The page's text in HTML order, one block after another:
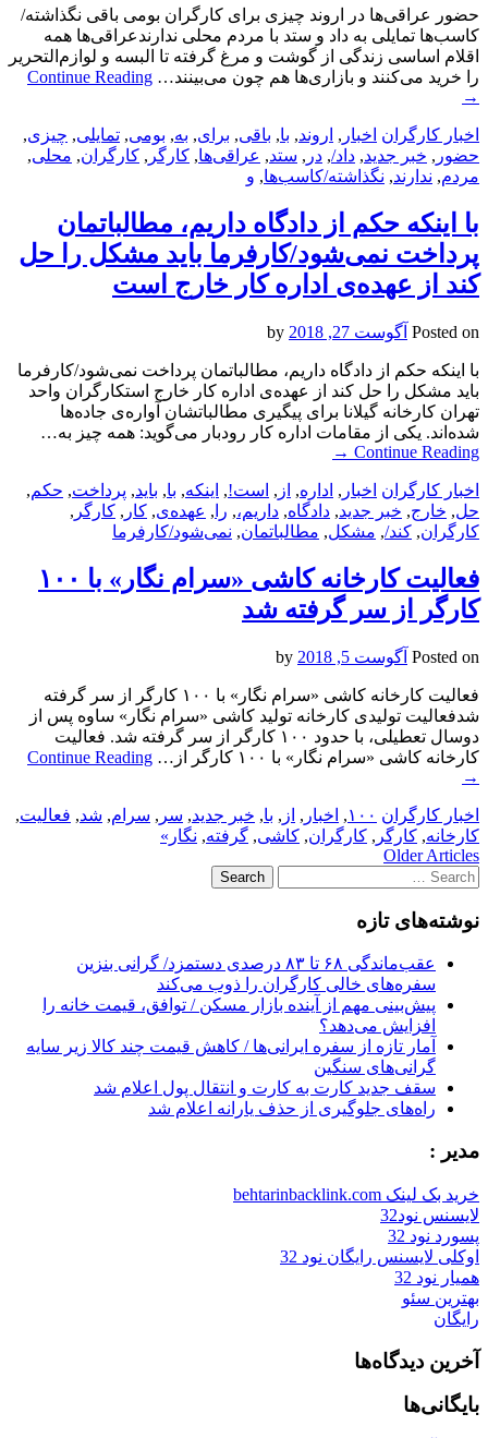
حضور عراقی‌ها در اروند چیزی برای کارگران بومی باقی نگذاشته‌/
کاسب‌ها تمایلی به داد و ستد با مردم محلی ندارندعراقی‌ها همه
اقلام اساسی زندگی از گوشت و مرغ گرفته تا البسه و لوازم‌التحریر
را خرید می‌کنند و بازاری‌ها هم چون می‌بینند… Continue Reading
→
اخبار کارگران اخبار , اروند, با, باقی, برای, به, بومی, تمایلی, چیزی,
حضور , خبر جدید, داد/, در , ستد, عراقی‌ها, کارگر , کارگران, محلی,
مردم, ندارند, نگذاشته‌/کاسب‌ها, و
با اینکه حکم از دادگاه داریم، مطالباتمان
پرداخت نمی‌شود/کارفرما باید مشکل را حل
کند از عهده‌ی اداره کار خارج است
Posted on آگوست 27, 2018
با اینکه حکم از دادگاه داریم، مطالباتمان پرداخت نمی‌شود/کارفرما
باید مشکل را حل کند از عهده‌ی اداره کار خارج استکارگران واحد
تهران کارخانه گیلانا برای پیگیری مطالباتشان آواره‌ی جاده‌ها
شده‌اند. یکی از مقامات اداره کار رودبار می‌گوید: همه چیز به…
Continue Reading
→
اخبار کارگران اخبار , اداره, از , است!, اینکه, با, باید, پرداخت, حکم,
حل, خارج, خبر جدید, دادگاه, داریم،, را , عهده‌ی, کار , کارگر ,
کارگران, کند/, مشکل, مطالباتمان, نمی‌شود/کارفرما
فعالیت کارخانه کاشی «سرام نگار» با ۱۰۰
کارگر از سر گرفته‌ شد
Posted on آگوست 5, 2018
فعالیت کارخانه کاشی «سرام نگار» با ۱۰۰ کارگر از سر گرفته‌
شدفعالیت تولیدی کارخانه تولید کاشی «سرام نگار» ساوه پس از
دوسال تعطیلی، با حدود ۱۰۰ کارگر از سر گرفته شد. فعالیت
کارخانه کاشی «سرام نگار» با ۱۰۰ کارگر از…
Continue Reading
→
اخبار کارگران ۱۰۰, اخبار , از , با, خبر جدید, سر , سرام, شد, فعالیت,
کارخانه, کارگر , کارگران, کاشی, گرفته, نگار»
Post
navigation
Older Articles
Search
for:
نوشته‌های تازه
عقب‌ماندگی ۶۸ تا ۸۳ درصدی دستمزد/ گرانی بنزین
سفره‌های خالی کارگران را ذوب می‌کند
پیش‌بینی مهم از آینده بازار مسکن / توافق، قیمت خانه را
افزایش می‌دهد؟
آمار تازه از سفره ایرانی‌ها / کاهش قیمت چند کالا زیر سایه
گرانی‌های سنگین
سقف جدید کارت به کارت و انتقال پول اعلام شد
راه‌های جلوگیری از حذف یارانه اعلام شد
مدیر :
خرید بک لینک behtarinbacklink.com
لایسنس نود32
پسورد نود 32
اوکلی لایسنس رایگان نود 32
همیار نود 32
بهترین سئو
رایگان
آخرین دیدگاه‌ها
بایگانی‌ها